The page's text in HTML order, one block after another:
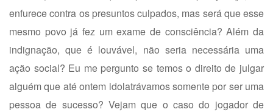
enfurece contra os presuntos culpados, mas será que esse
mesmo povo já fez um exame de consciência? Além da
indignação, que é louvável, não seria necessária uma
ação social? Eu me pergunto se temos o direito de julgar
alguém que até ontem idolatrávamos somente por ser uma
pessoa de sucesso? Vejam que o caso do jogador de